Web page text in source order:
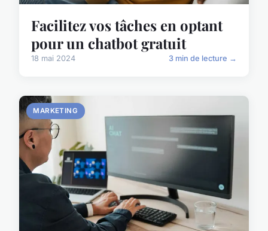
Facilitez vos tâches en optant
pour un chatbot gratuit
18 mai 2024 3 min de lecture →
MARKETING